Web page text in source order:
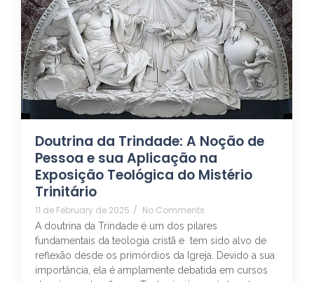
Doutrina da Trindade: A Noção de
Pessoa e sua Aplicação na
Exposição Teológica do Mistério
Trinitário
11 de February de 2025 / No Comments
A doutrina da Trindade é um dos pilares
fundamentais da teologia cristã e tem sido alvo de
reflexão desde os primórdios da Igreja. Devido a sua
importância, ela é amplamente debatida em cursos